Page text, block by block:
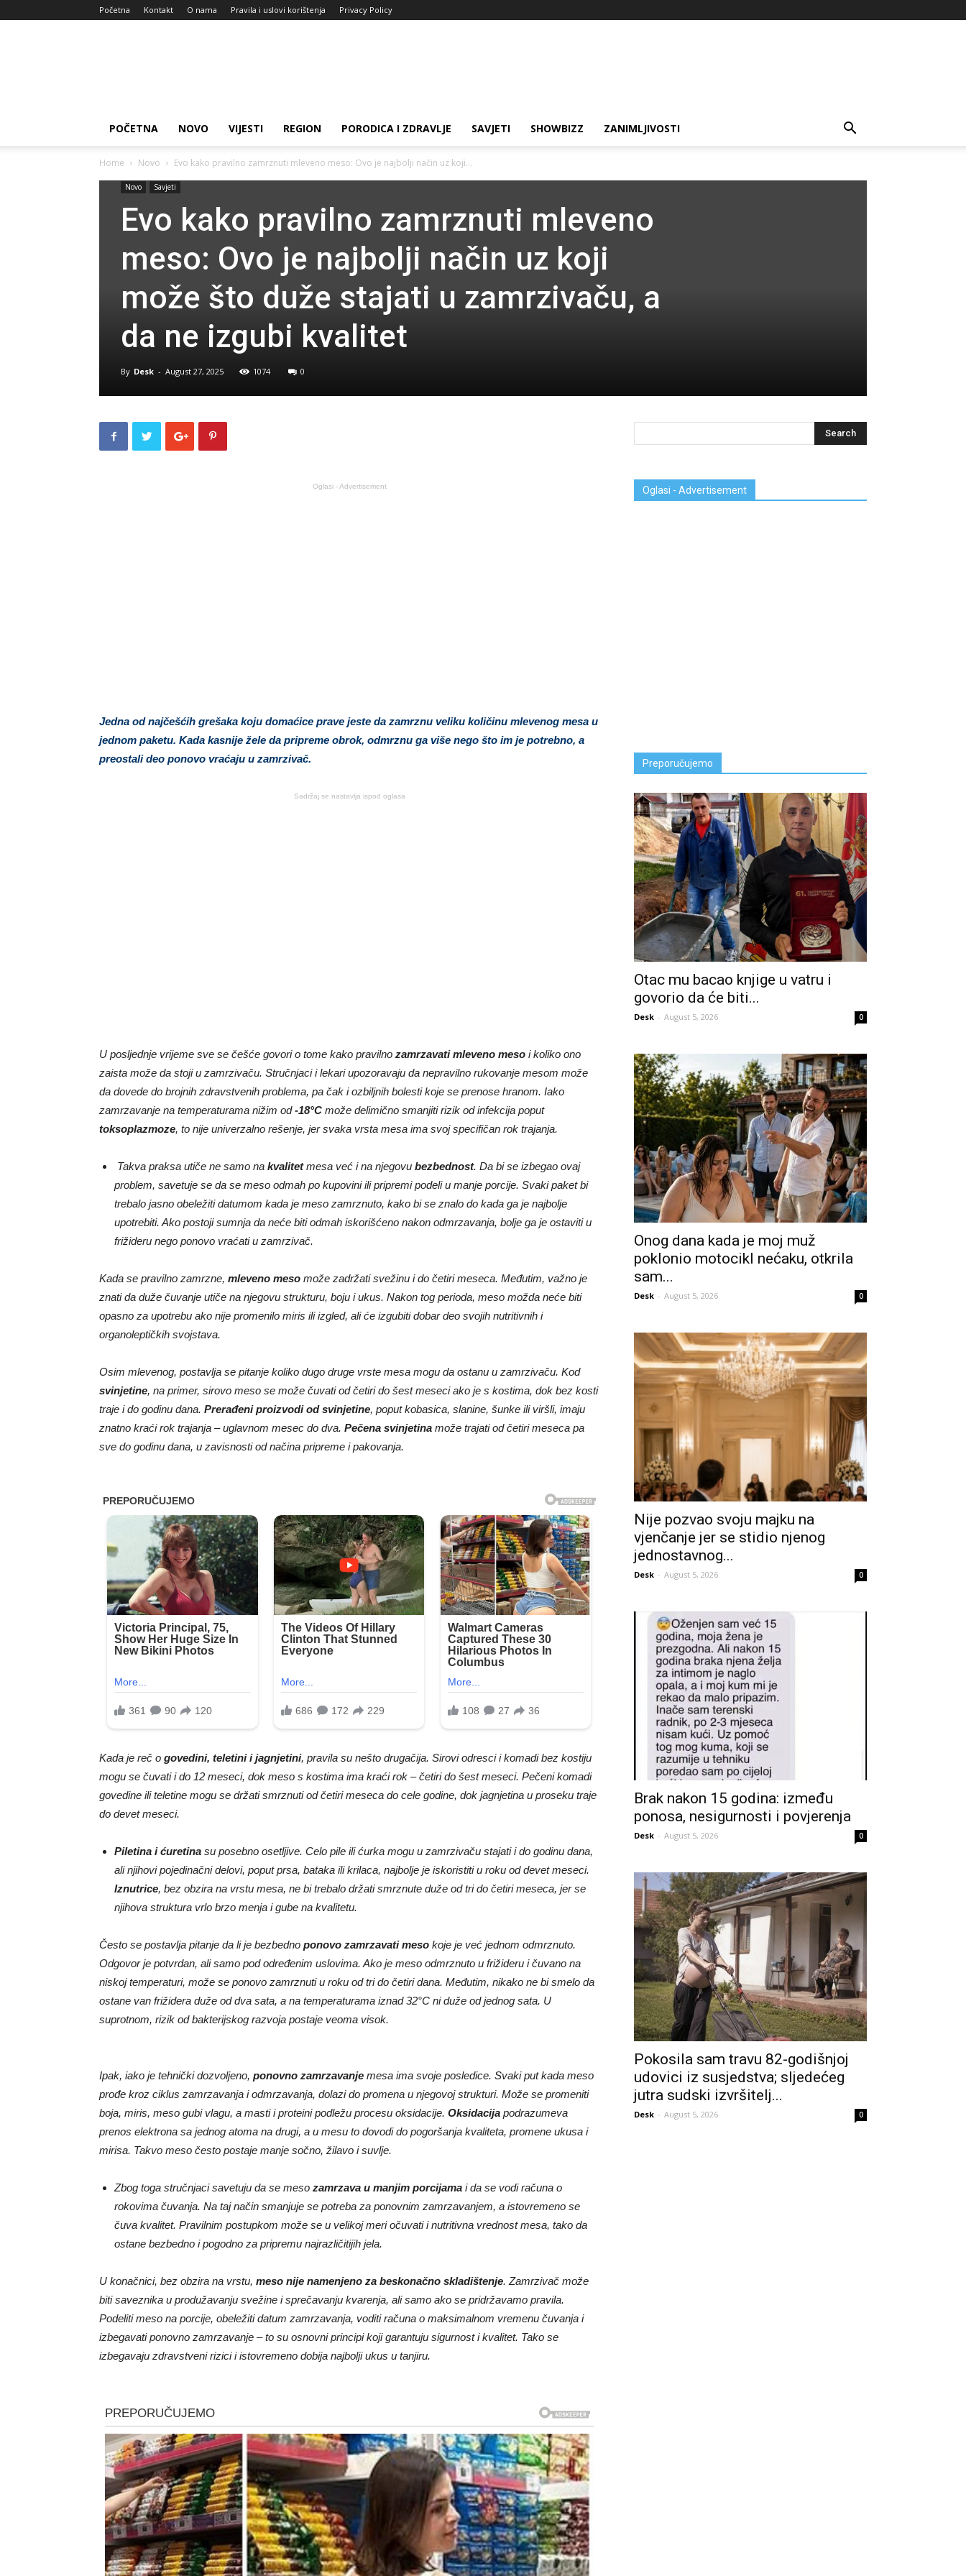
Početna Kontakt O nama Pravila i uslovi korištenja Privacy Policy
POČETNA NOVO VIJESTI REGION PORODICA I ZDRAVLJE SAVJETI SHOWBIZZ ZANIMLJIVOSTI
Home Novo Evo kako pravilno zamrznuti mleveno meso: Ovo je najbolji način uz koji...
Novo Savjeti
Evo kako pravilno zamrznuti mleveno
meso: Ovo je najbolji način uz koji
može što duže stajati u zamrzivaču, a
da ne izgubi kvalitet
By Desk - August 27, 2025 1074 0
Oglasi - Advertisement
Jedna od najčešćih grešaka koju domaćice prave jeste da zamrznu veliku količinu mlevenog mesa u
jednom paketu. Kada kasnije žele da pripreme obrok, odmrznu ga više nego što im je potrebno, a
preostali deo ponovo vraćaju u zamrzivač.
Sadržaj se nastavlja ispod oglasa
U posljednje vrijeme sve se češće govori o tome kako pravilno zamrzavati mleveno meso i koliko ono
zaista može da stoji u zamrzivaču. Stručnjaci i lekari upozoravaju da nepravilno rukovanje mesom može
da dovede do brojnih zdravstvenih problema, pa čak i ozbiljnih bolesti koje se prenose hranom. Iako
zamrzavanje na temperaturama nižim od-18°C može delimično smanjiti rizik od infekcija poput
toksoplazmoze, to nije univerzalno rešenje, jer svaka vrsta mesa ima svoj specifičan rok trajanja.
Takva praksa utiče ne samo na kvalitetmesa već i na njegovu bezbednost. Da bi se izbegao ovaj
problem, savetuje se da se meso odmah po kupovini ili pripremi podeli u manje porcije. Svaki paket bi
trebalo jasno obeležiti datumom kada je meso zamrznuto, kako bi se znalo do kada ga je najbolje
upotrebiti. Ako postoji sumnja da neće biti odmah iskorišćeno nakon odmrzavanja, bolje ga je ostaviti u
frižideru nego ponovo vraćati u zamrzivač.
Kada se pravilno zamrzne, mleveno meso može zadržati svežinu i do četiri meseca. Međutim, važno je
znati da duže čuvanje utiče na njegovu strukturu, boju i ukus. Nakon tog perioda, meso možda neće biti
opasno za upotrebu ako nije promenilo miris ili izgled, ali će izgubiti dobar deo svojih nutritivnih i
organoleptičkih svojstava.
Osim mlevenog, postavlja se pitanje koliko dugo druge vrste mesa mogu da ostanu u zamrzivaču. Kod
svinjetine, na primer, sirovo meso se može čuvati od četiri do šest meseci ako je s kostima, dok bez kosti
traje i do godinu dana. Prerađeni proizvodi od svinjetine, poput kobasica, slanine, šunke ili viršli, imaju
znatno kraći rok trajanja – uglavnom mesec do dva. Pečena svinjetina može trajati od četiri meseca pa
sve do godinu dana, u zavisnosti od načina pripreme i pakovanja.
Kada je reč o govedini, teletini i jagnjetini, pravila su nešto drugačija. Sirovi odresci i komadi bez kostiju
mogu se čuvati i do 12 meseci, dok meso s kostima ima kraći rok – četiri do šest meseci. Pečeni komadi
govedine ili teletine mogu se držati smrznuti od četiri meseca do cele godine, dok jagnjetina u proseku traje
do devet meseci.
Piletina i ćuretina su posebno osetljive. Celo pile ili ćurka mogu u zamrzivaču stajati i do godinu dana,
ali njihovi pojedinačni delovi, poput prsa, bataka ili krilaca, najbolje je iskoristiti u roku od devet meseci.
Iznutrice, bez obzira na vrstu mesa, ne bi trebalo držati smrznute duže od tri do četiri meseca, jer se
njihova struktura vrlo brzo menja i gube na kvalitetu.
Često se postavlja pitanje da li je bezbedno ponovo zamrzavati meso koje je već jednom odmrznuto.
Odgovor je potvrdan, ali samo pod određenim uslovima. Ako je meso odmrznuto u frižideru i čuvano na
niskoj temperaturi, može se ponovo zamrznuti u roku od tri do četiri dana. Međutim, nikako ne bi smelo da
ostane van frižidera duže od dva sata, a na temperaturama iznad 32°C ni duže od jednog sata. U
suprotnom, rizik od bakterijskog razvoja postaje veoma visok.
Ipak, iako je tehnički dozvoljeno, ponovno zamrzavanje mesa ima svoje posledice. Svaki put kada meso
prođe kroz ciklus zamrzavanja i odmrzavanja, dolazi do promena u njegovoj strukturi. Može se promeniti
boja, miris, meso gubi vlagu, a masti i proteini podležu procesu oksidacije. Oksidacija podrazumeva
prenos elektrona sa jednog atoma na drugi, a u mesu to dovodi do pogoršanja kvaliteta, promene ukusa i
mirisa. Takvo meso često postaje manje sočno, žilavo i suvlje.
Zbog toga stručnjaci savetuju da se meso zamrzava u manjim porcijama i da se vodi računa o
rokovima čuvanja. Na taj način smanjuje se potreba za ponovnim zamrzavanjem, a istovremeno se
čuva kvalitet. Pravilnim postupkom može se u velikoj meri očuvati i nutritivna vrednost mesa, tako da
ostane bezbedno i pogodno za pripremu najrazličitijih jela.
U konačnici, bez obzira na vrstu, meso nije namenjeno za beskonačno skladištenje. Zamrzivač može
biti saveznika u produžavanju svežine i sprečavanju kvarenja, ali samo ako se pridržavamo pravila.
Podeliti meso na porcije, obeležiti datum zamrzavanja, voditi računa o maksimalnom vremenu čuvanja i
izbegavati ponovno zamrzavanje – to su osnovni principi koji garantuju sigurnost i kvalitet. Tako se
izbegavaju zdravstveni rizici i istovremeno dobija najbolji ukus u tanjiru.
Oglasi - Advertisement
Preporučujemo
Otac mu bacao knjige u vatru i
govorio da će biti...
Desk - August 5, 2026 0
Onog dana kada je moj muž
poklonio motocikl nećaku, otkrila
sam...
Desk - August 5, 2026 0
Nije pozvao svoju majku na
vjenčanje jer se stidio njenog
jednostavnog...
Desk - August 5, 2026 0
Brak nakon 15 godina: između
ponosa, nesigurnosti i povjerenja
Desk - August 5, 2026 0
Pokosila sam travu 82-godišnjoj
udovici iz susjedstva; sljedećeg
jutra sudski izvršitelj...
Desk - August 5, 2026 0